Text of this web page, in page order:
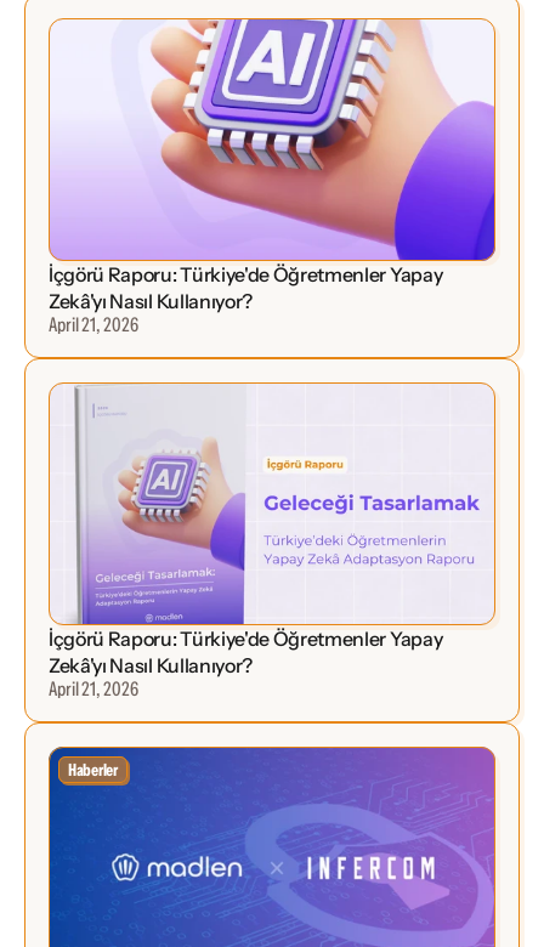
İçgörü Raporu: Türkiye'de Öğretmenler Yapay
Zekâ'yı Nasıl Kullanıyor?
April 21, 2026
İçgörü Raporu: Türkiye'de Öğretmenler Yapay
Zekâ'yı Nasıl Kullanıyor?
April 21, 2026
Haberler